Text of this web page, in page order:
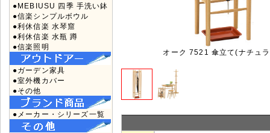
●MEBIUSU 四季 手洗い鉢
●信楽シンプルボウル
●利休信楽 水琴窟
●利休信楽 水瓶 蹲
●信楽照明
●ガーデン家具
●室外機カバー
●その他
●メーカー・シリーズ一覧
オーク 7521 傘立て(ナチュ